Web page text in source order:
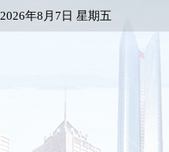
2026年8月7日 星期五